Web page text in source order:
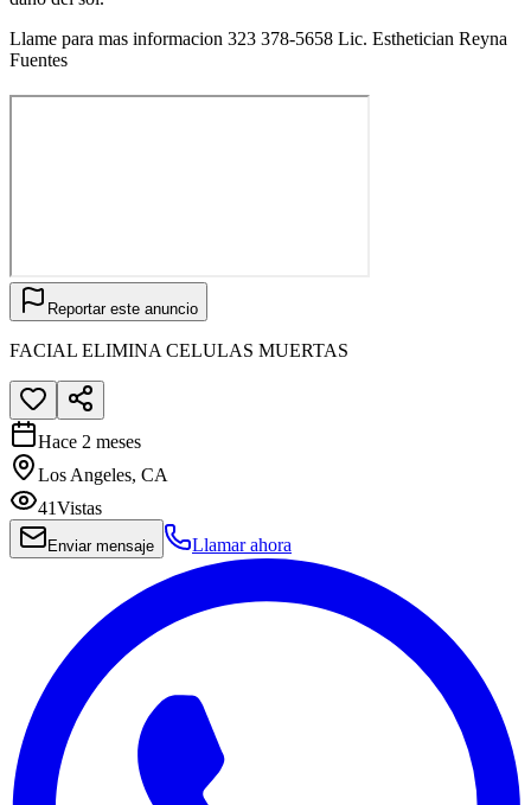
Llame para mas informacion 323 378-5658 Lic. Esthetician Reyna
Fuentes
Reportar este anuncio
FACIAL ELIMINA CELULAS MUERTAS
Hace 2 meses
Los Angeles, CA
41Vistas
Enviar mensaje Llamar ahora